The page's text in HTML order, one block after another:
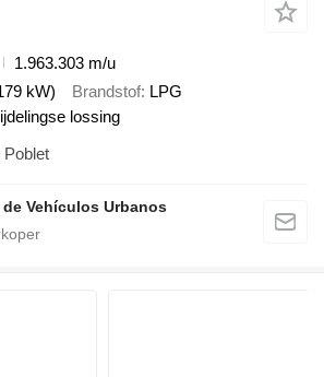
1.963.303 m/u
kW) Brandstof LPG
lossing
Poblet
Vehículos Urbanos